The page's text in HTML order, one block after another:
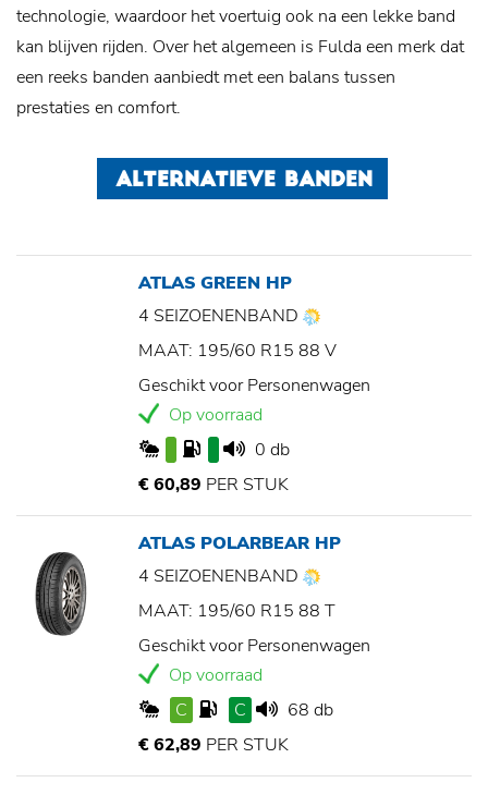
technologie, waardoor het voertuig ook na een lekke band
kan blijven rijden. Over het algemeen is Fulda een merk dat
een reeks banden aanbiedt met een balans tussen
prestaties en comfort.
ALTERNATIEVE BANDEN
ATLAS GREEN HP
4 SEIZOENENBAND
MAAT: 195/60 R15 88 V
Geschikt voor Personenwagen
Op voorraad
0 db
€ 60,89 PER STUK
ATLAS POLARBEAR HP
4 SEIZOENENBAND
MAAT: 195/60 R15 88 T
Geschikt voor Personenwagen
Op voorraad
C
C
68 db
€ 62,89 PER STUK